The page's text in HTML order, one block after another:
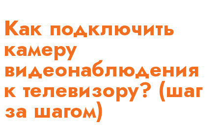
Как подключить
камеру
видеонаблюдения
к телевизору? (шаг
за шагом)